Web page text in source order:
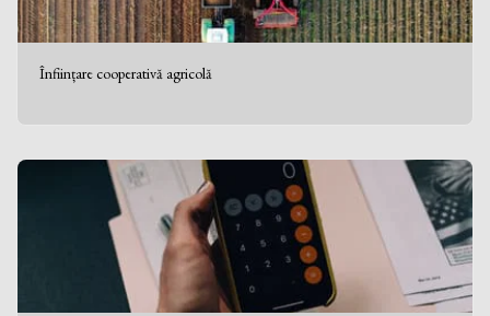
Înființare cooperativă agricolă